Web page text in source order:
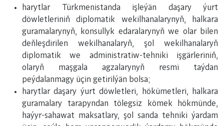
harytlar Türkmenistanda işleýän daşary ýurt
döwletleriniň diplomatik wekilhanalarynyň, halkara
guramalarynyň, konsullyk edaralarynyň we olar bilen
deňleşdirilen wekilhanalaryň, şol wekilhanalaryň
diplomatik we administratiw-tehniki işgärleriniň,
olaryň maşgala agzalarynyň resmi taýdan
peýdalanmagy üçin getirilýän bolsa;
harytlar daşary ýurt döwletleri, hökümetleri, halkara
guramalary tarapyndan tölegsiz kömek hökmünde,
haýyr-sahawat maksatlary, şol sanda tehniki ýardam